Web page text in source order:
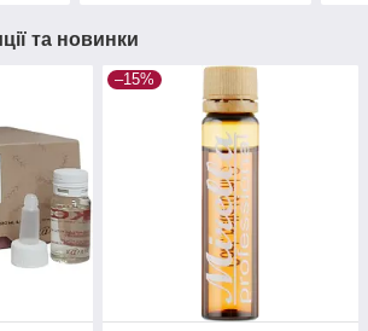
та новинки
–15%